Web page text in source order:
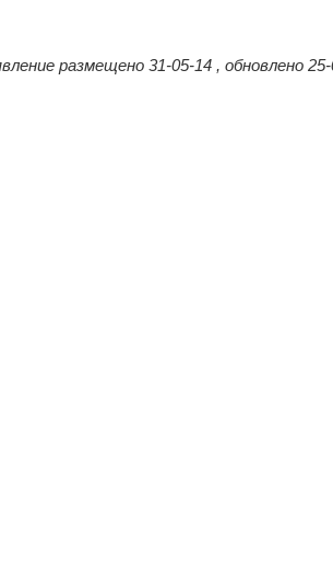
размещено 31-05-14 , обновлено 25-